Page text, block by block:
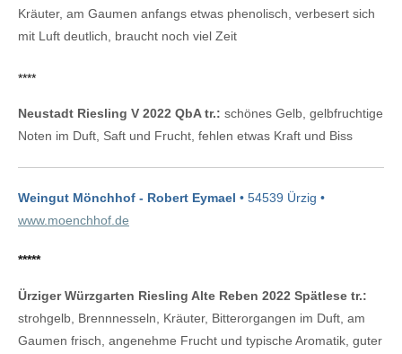
Kräuter, am Gaumen anfangs etwas phenolisch, verbesert sich
mit Luft deutlich, braucht noch viel Zeit
****
Neustadt Riesling V 2022 QbA tr.: schönes Gelb, gelbfruchtige
Noten im Duft, Saft und Frucht, fehlen etwas Kraft und Biss
Weingut Mönchhof - Robert Eymael • 54539 Ürzig •
www.moenchhof.de
*****
Ürziger Würzgarten Riesling Alte Reben 2022 Spätlese tr.:
strohgelb, Brennnesseln, Kräuter, Bitterorgangen im Duft, am
Gaumen frisch, angenehme Frucht und typische Aromatik, guter